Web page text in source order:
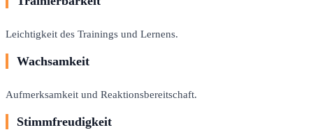
Leichtigkeit des Trainings und Lernens.
Wachsamkeit
Aufmerksamkeit und Reaktionsbereitschaft.
Stimmfreudigkeit